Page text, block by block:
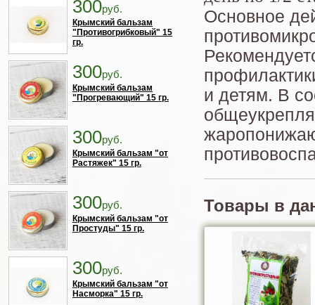
300руб.
Крымский бальзам
"Противогрибковый" 15
гр.
300руб.
Крымский бальзам
"Прогревающий" 15 гр.
300руб.
Крымский бальзам "от
Растяжек" 15 гр.
300руб.
Крымский бальзам "от
Простуды" 15 гр.
300руб.
Крымский бальзам "от
Насморка" 15 гр.
Основное
и детям. В
Товары в